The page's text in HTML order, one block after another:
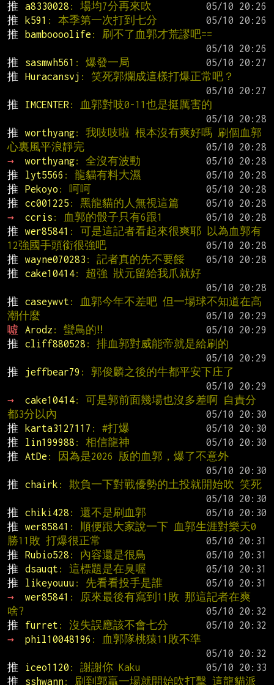
推
a8330028 : 場均7分再來吹
推
k591 : 本季第一次打到七分
推
bamboooolife : 刷不了血郭才荒謬吧==
推
sasmwh561 : 爆發一局
推
Huracansvj : 笑死郭爛成這樣打爆正常吧？
推
IMCENTER : 血郭對吱0-11也是挺厲害的
推
worthyang: 我吱吱啦 根本沒有爽好嗎 刷個血郭
心裏風平浪靜完
→
worthyang: 全沒有波動
推
lyt5566 : 龍貓有料大濕
推
Pekoyo : 呵呵
推
cc001225 : 黑龍貓的人無視這篇
→
ccris : 血郭的骰子只有6跟1
推
wer85841 : 可是這記者看起來很爽耶 以為血郭有
12強國手頭銜很強吧
推
wayne070283 : 記者真的先不要餒
推
cake10414: 超強 狀元留給我爪就好
推
caseywvt : 血郭今年不差吧 但一場球不知道在高
潮什麼
噓
Arodz : 蠻鳥的‼
推
cliff880528 : 排血郭對威能帝就是給刷的
推
jeffbear79 : 郭俊麟之後的牛都平安下庄了
→
cake10414: 可是郭前面幾場也沒多差啊 自責分
都3分以內
推
karta3127117 : #打爆
推
lin199988 : 相信龍神
推
AtDe : 因為是2026 版的血郭，爆了不意外
推
chairk : 欺負一下對戰優勢的土投就開始吹 笑死
推
chiki428 : 還不是刷血郭
推
wer85841 : 順便跟大家說一下 血郭生涯對樂天0
勝11敗 打爆很正常
推
Rubio528 : 內容還是很鳥
推
dsauqt : 這標題是在臭喔
推
likeyouuu : 先看看投手是誰
→
wer85841 : 原來最後有寫到11敗 那這記者在爽
啥?
推
furret : 沒失誤應該不會七分
→
phil10048196 : 血郭隊桃猿11敗不準
推
iceo1120 : 謝謝你 Kaku
推
sshwann: 刷到郭贏一場就開始吹打擊 這龍貓派